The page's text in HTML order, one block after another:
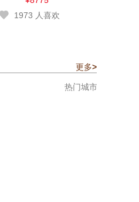
1973 人喜欢
更多>
热门城市：